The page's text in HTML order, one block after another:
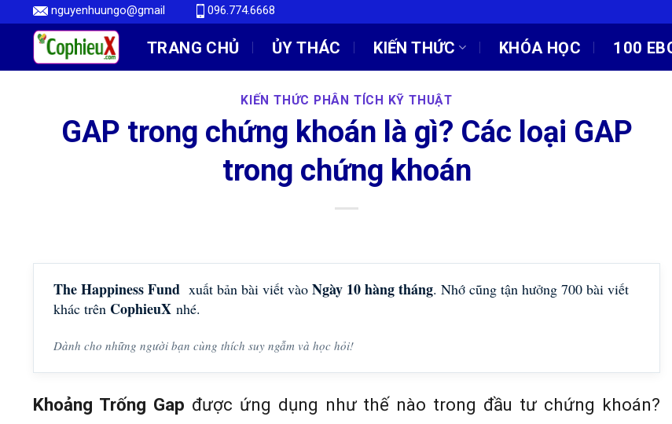
Skip
content
nguyenhuungo@gmail 096.774.6668
TRANG CHỦ ỦY THÁC KIẾN THỨC KHÓA HỌC 100
KIẾN THỨC PHÂN TÍCH KỸ THUẬT
GAP trong chứng khoán là gì? Các loại GAP
trong chứng khoán
The Happiness Fund xuất bản bài viết vào Ngày 10 hàng tháng. Nhớ cũng tận hưởng 700 bài viết
khác trên CophieuX nhé.
Dành cho những người bạn cùng thích suy ngẫm và học hỏi!
Khoảng Trống Gap được ứng dụng như thế nào trong đầu tư chứng khoán?